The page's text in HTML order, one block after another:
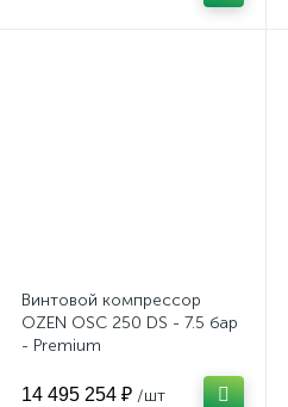
Винтовой компрессор
OZEN OSC 250 DS - 7.5 бар
- Premium
14 495 254 ₽ /шт